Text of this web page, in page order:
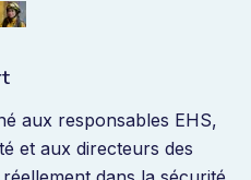
aux responsables EHS,
et aux directeurs des